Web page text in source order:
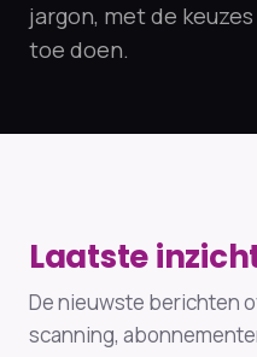
jargon, met de
toe doen.
Laatste
De nieuwste berichten
scanning,